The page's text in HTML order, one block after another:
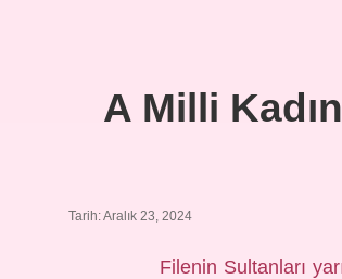
A Milli
Tarih: Aralık 23, 2024
Filenin Sultanları